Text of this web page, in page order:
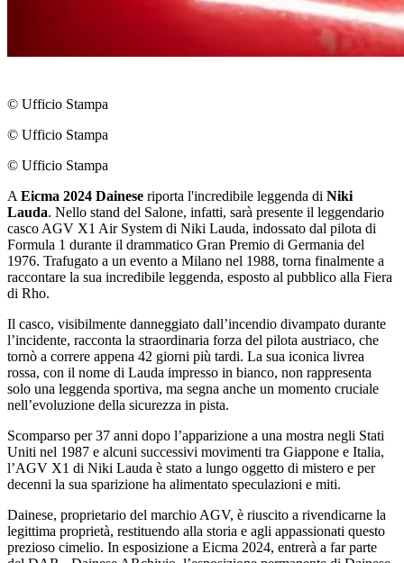
© Ufficio Stampa
© Ufficio Stampa
© Ufficio Stampa
A Eicma 2024 Dainese riporta l'incredibile leggenda di Niki
Lauda. Nello stand del Salone, infatti, sarà presente il leggendario
casco AGV X1 Air System di Niki Lauda, indossato dal pilota di
Formula 1 durante il drammatico Gran Premio di Germania del
1976. Trafugato a un evento a Milano nel 1988, torna finalmente a
raccontare la sua incredibile leggenda, esposto al pubblico alla Fiera
di Rho.
Il casco, visibilmente danneggiato dall’incendio divampato durante
l’incidente, racconta la straordinaria forza del pilota austriaco, che
tornò a correre appena 42 giorni più tardi. La sua iconica livrea
rossa, con il nome di Lauda impresso in bianco, non rappresenta
solo una leggenda sportiva, ma segna anche un momento cruciale
nell’evoluzione della sicurezza in pista.
Scomparso per 37 anni dopo l’apparizione a una mostra negli Stati
Uniti nel 1987 e alcuni successivi movimenti tra Giappone e Italia,
l’AGV X1 di Niki Lauda è stato a lungo oggetto di mistero e per
decenni la sua sparizione ha alimentato speculazioni e miti.
Dainese, proprietario del marchio AGV, è riuscito a rivendicarne la
legittima proprietà, restituendo alla storia e agli appassionati questo
prezioso cimelio. In esposizione a Eicma 2024, entrerà a far parte